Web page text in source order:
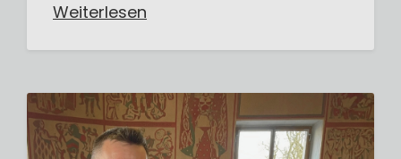
Weiterlesen